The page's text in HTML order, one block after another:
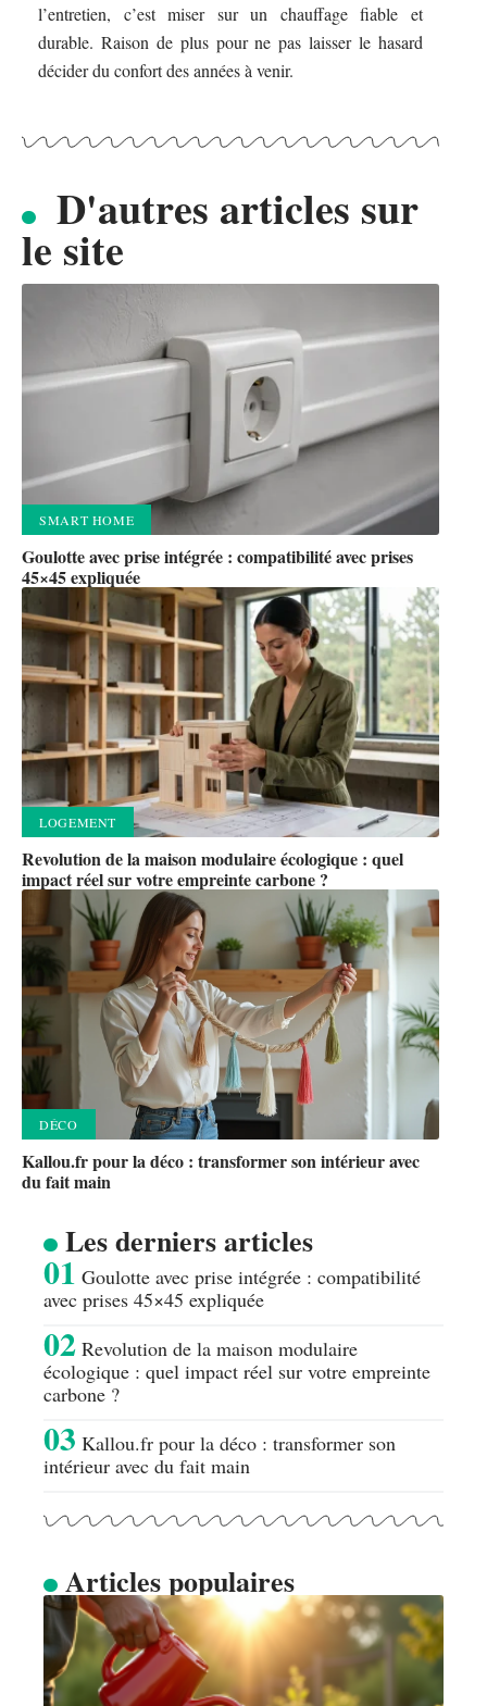
l’entretien, c’est miser sur un chauffage fiable et
durable. Raison de plus pour ne pas laisser le hasard
décider du confort des années à venir.
D'autres articles sur
le site
SMART HOME
Goulotte avec prise intégrée : compatibilité avec prises
45×45 expliquée
LOGEMENT
Revolution de la maison modulaire écologique : quel
impact réel sur votre empreinte carbone ?
DÉCO
Kallou.fr pour la déco : transformer son intérieur avec
du fait main
Les derniers articles
Goulotte avec prise intégrée : compatibilité
avec prises 45×45 expliquée
Revolution de la maison modulaire
écologique : quel impact réel sur votre empreinte
carbone ?
Kallou.fr pour la déco : transformer son
intérieur avec du fait main
Articles populaires